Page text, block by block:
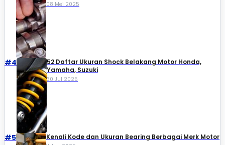
08 Mei 2025
#4
52 Daftar Ukuran Shock Belakang Motor Honda,
Yamaha, Suzuki​
30 Jul 2025
#5 Kenali Kode dan Ukuran Bearing Berbagai Merk Motor